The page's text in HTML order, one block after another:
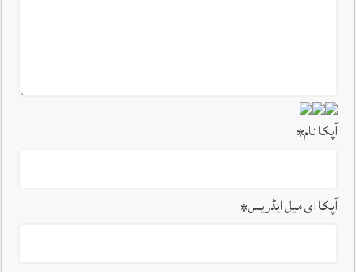
آپکا نام*
آپکا ای میل ایڈریس*